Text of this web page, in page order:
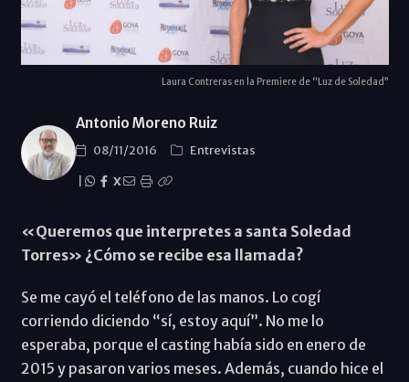
Laura Contreras en la Premiere de “Luz de Soledad”
Antonio Moreno Ruiz
08/11/2016
Entrevistas
X
«Queremos que interpretes a santa Soledad
Torres» ¿Cómo se recibe esa llamada?
Se me cayó el teléfono de las manos. Lo cogí
corriendo diciendo “sí, estoy aquí”. No me lo
esperaba, porque el casting había sido en enero de
2015 y pasaron varios meses. Además, cuando hice el